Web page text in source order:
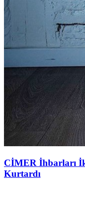
CİMER İhbarları
Kurtardı